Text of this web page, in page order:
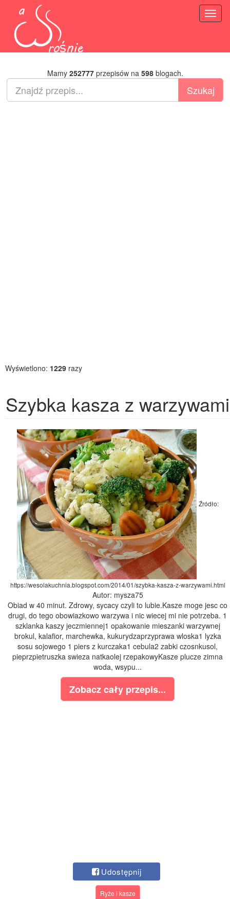
Mamy 252777przepisów na 598blogach.
Wyświetlono: 1229 razy
Szybka kasza z warzywami
Źródło:
https://wesolakuchnia.blogspot.com/2014/01/szybka-kasza-z-warzywami.html
Autor: mysza75
Obiad w 40 minut. Zdrowy, sycacy czyli to lubie.Kasze moge jesc co
drugi, do tego obowiazkowo warzywa i nic wiecej mi nie potrzeba. 1
szklanka kaszy jeczmiennej1 opakowanie mieszanki warzywnej
brokul, kalafior, marchewka, kukurydzaprzyprawa wloska1 lyzka
sosu sojowego 1 piers z kurczaka1 cebula2 zabki czosnkusol,
pieprzpietruszka swieza natkaolej rzepakowyKasze plucze zimna
woda, wsypu...
Zobacz cały przepis...
Udostępnij
Ryże i kasze